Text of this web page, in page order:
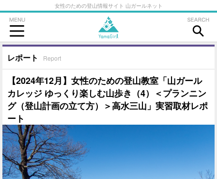
女性のための登山情報サイト 山ガールネット
レポート Report
【2024年12月】女性のための登山教室「山ガール
カレッジ ゆっくり楽しむ山歩き（4）＜プランニン
グ（登山計画の立て方）＞高水三山」実習取材レポ
ート